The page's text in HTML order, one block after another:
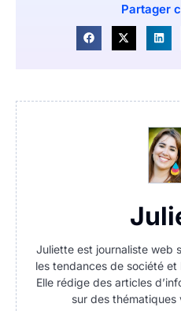
Partager
Juliette est journaliste web
les tendances de société
Elle rédige des articles
sur des thématiques